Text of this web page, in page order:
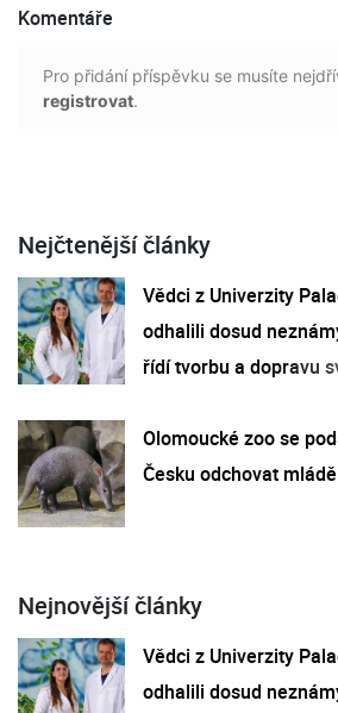
Komentáře
Pro přidání příspěvku se musíte
registrovat.
Nejčtenější články
Vědci z Univerzity
odhalili dosud
řídí tvorbu a dopravu
Olomoucké zoo se
Česku odchovat mládě
Nejnovější články
Vědci z Univerzity
odhalili dosud